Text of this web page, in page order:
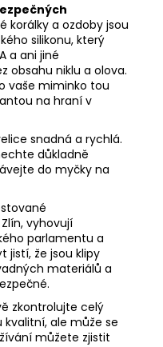
korálky a ozdoby jsou
silikonu, který
a ani jiné
obsahu niklu a olova.
vaše miminko tou
na hraní v
snadná a rychlá.
důkladně
do myčky na
vyhovují
parlamentu a
jistí, že jsou klipy
materiálů a
zkontrolujte celý
kvalitní, ale může se
můžete zjistit